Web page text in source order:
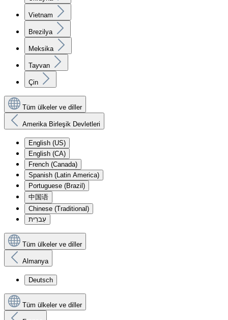
Vietnam
Brezilya
Meksika
Tayvan
Çin
Tüm ülkeler ve diller
Amerika Birleşik Devletleri
English (US)
English (CA)
French (Canada)
Spanish (Latin America)
Portuguese (Brazil)
中国语
Chinese (Traditional)
עִברִית
Tüm ülkeler ve diller
Almanya
Deutsch
Tüm ülkeler ve diller